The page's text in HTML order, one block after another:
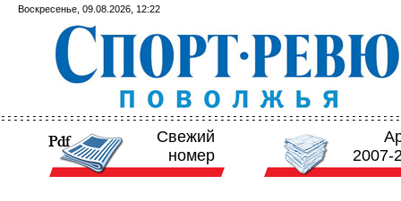
Воскресенье, 09.08.2026, 12:22
Свежий
номер
2007-